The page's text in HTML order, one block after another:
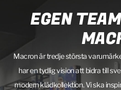
EGEN
Macron är tredje största
har en tydlig vision att bidra till
modern klädkollektion. Vi ska